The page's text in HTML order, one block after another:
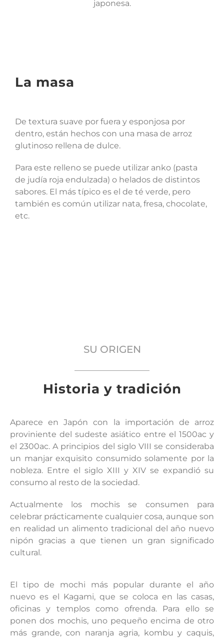
japonesa.
La masa
De textura suave por fuera y esponjosa por
dentro, están hechos con una masa de arroz
glutinoso rellena de dulce.
Para este relleno se puede utilizar anko (pasta
de judía roja endulzada) o helados de distintos
sabores. El más típico es el de té verde, pero
también es común utilizar nata, fresa, chocolate,
etc.
SU ORIGEN
Historia y tradición
Aparece en Japón con la importación de arroz
proviniente del sudeste asiático entre el 1500ac y
el 2300ac. A principios del siglo VIII se consideraba
un manjar exquisito consumido solamente por la
nobleza. Entre el siglo XIII y XIV se expandió su
consumo al resto de la sociedad.
Actualmente los mochis se consumen para
celebrar prácticamente cualquier cosa, aunque son
en realidad un alimento tradicional del año nuevo
nipón gracias a que tienen un gran significado
cultural.
El tipo de mochi más popular durante el año
nuevo es el Kagami, que se coloca en las casas,
oficinas y templos como ofrenda. Para ello se
ponen dos mochis, uno pequeño encima de otro
más grande, con naranja agria, kombu y caquis,